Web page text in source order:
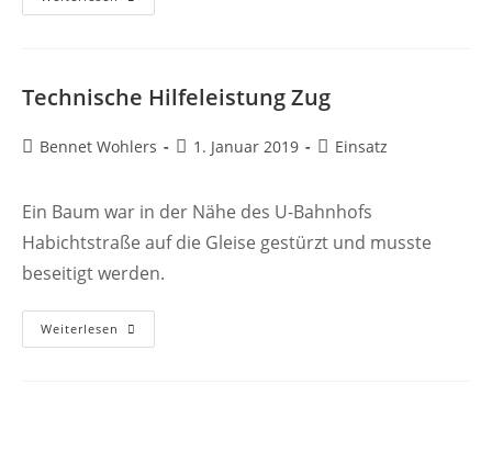
Technische Hilfeleistung Zug
Beitrags-
Bennet Wohlers
Beitrag
1. Januar 2019
Beitrags-
Einsatz
Ein Baum war in der Nähe des U-Bahnhofs
Habichtstraße auf die Gleise gestürzt und musste
beseitigt werden.
Weiterlesen
Hilfeleistung